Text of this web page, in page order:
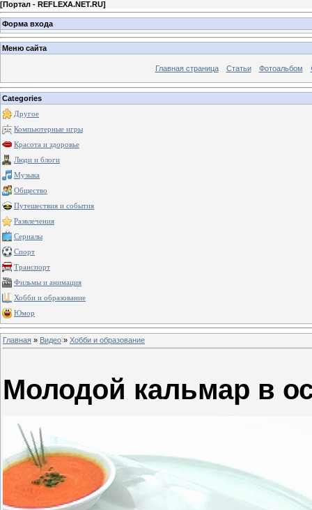
[Портал - REFLEXA.NET.RU]
Форма входа
Меню сайта
Главная страница Статьи Фотоальбом
Categories
Другое
Компьютерные игры
Красота и здоровье
Люди и блоги
Музыка
Общество
Путешествия и события
Развлечения
Сериалы
Спорт
Транспорт
Фильмы и анимация
Хобби и образование
Юмор
Главная » Видео » Хобби и образование
Молодой кальмар в